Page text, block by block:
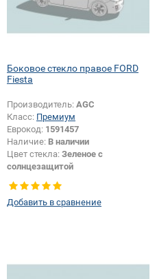
Боковое стекло правое FORD
Fiesta
Производитель: AGC
Класс: Премиум
Еврокод: 1591457
Наличие: В наличии
Цвет стекла: Зеленое с
солнцезащитой
Тип стекла: Боковое стекло
правое
Добавить в сравнение